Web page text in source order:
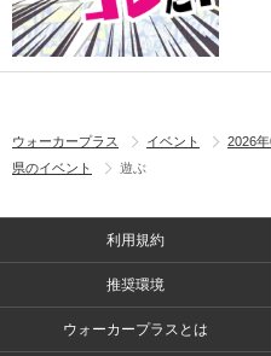
ウォーカープラス イベント 2026年
県のイベント
遊ぶ
利用規約
推奨環境
ウォーカープラスとは